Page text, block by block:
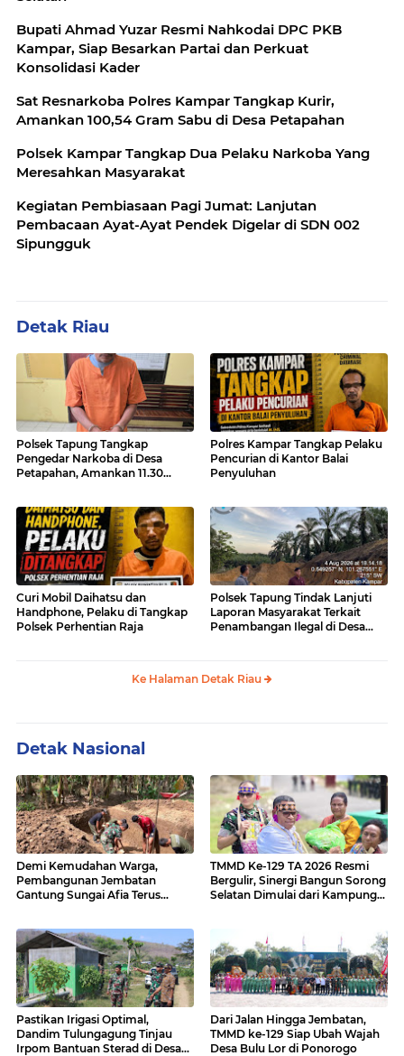
Bupati Ahmad Yuzar Resmi Nahkodai DPC PKB
Kampar, Siap Besarkan Partai dan Perkuat
Konsolidasi Kader
Sat Resnarkoba Polres Kampar Tangkap Kurir,
Amankan 100,54 Gram Sabu di Desa Petapahan
Polsek Kampar Tangkap Dua Pelaku Narkoba Yang
Meresahkan Masyarakat
Kegiatan Pembiasaan Pagi Jumat: Lanjutan
Pembacaan Ayat-Ayat Pendek Digelar di SDN 002
Sipungguk
Detak Riau
Polsek Tapung Tangkap
Pengedar Narkoba di Desa
Petapahan, Amankan 11.30
Polres Kampar Tangkap Pelaku
Pencurian di Kantor Balai
Penyuluhan
Curi Mobil Daihatsu dan
Handphone, Pelaku di Tangkap
Polsek Perhentian Raja
Polsek Tapung Tindak Lanjuti
Laporan Masyarakat Terkait
Penambangan Ilegal di Desa
Ke Halaman Detak Riau
Detak Nasional
Demi Kemudahan Warga,
Pembangunan Jembatan
Gantung Sungai Afia Terus
TMMD Ke-129 TA 2026 Resmi
Bergulir, Sinergi Bangun Sorong
Selatan Dimulai dari Kampung
Pastikan Irigasi Optimal,
Dandim Tulungagung Tinjau
Irpom Bantuan Sterad di Desa
Dari Jalan Hingga Jembatan,
TMMD ke-129 Siap Ubah Wajah
Desa Bulu Lor di Ponorogo